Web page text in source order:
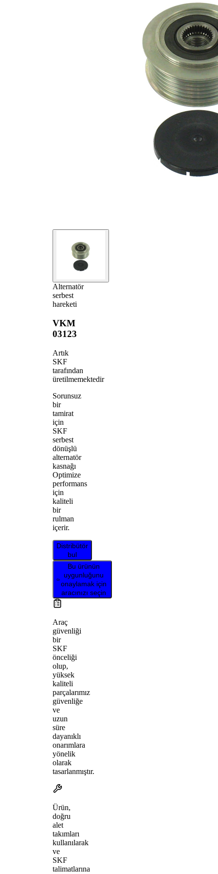
Alternatör
serbest
hareketi
VKM
03123
Artık
SKF
tarafından
üretilmemektedir
Sorunsuz
bir
tamirat
için
SKF
serbest
dönüşlü
alternatör
kasnağı
Optimize
performans
için
kaliteli
bir
rulman
içerir.
Distribütör
bul
Bu ürünün
uygunluğunu
onaylamak için
aracınızı seçin
Araç
güvenliği
bir
SKF
önceliği
olup,
yüksek
kaliteli
parçalarımız
güvenliğe
ve
uzun
süre
dayanıklı
onarımlara
yönelik
olarak
tasarlanmıştır.
Ürün,
doğru
alet
takımları
kullanılarak
ve
SKF
talimatlarına